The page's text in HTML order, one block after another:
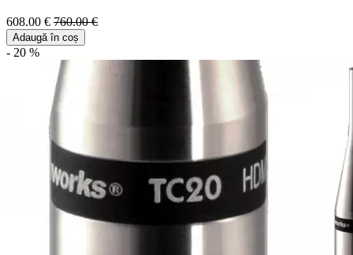
608.00 € 760.00 €
Adaugă în coș
- 20 %